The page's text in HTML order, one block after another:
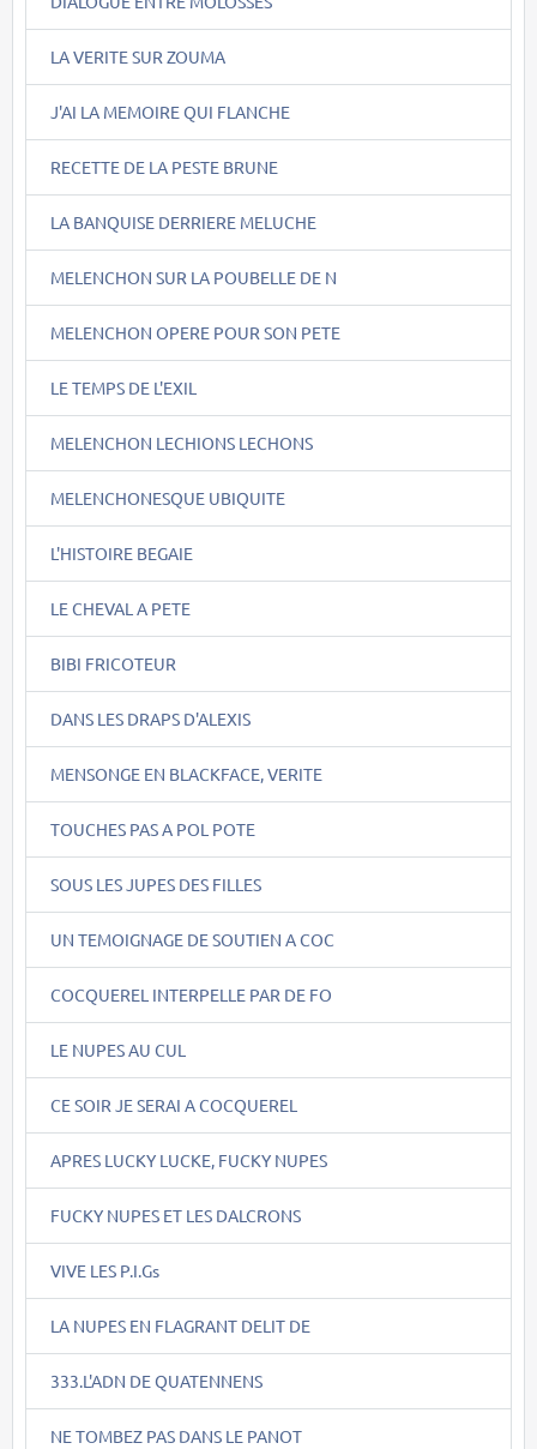
LA VERITE SUR ZOUMA
J'AI LA MEMOIRE QUI FLANCHE
RECETTE DE LA PESTE BRUNE
LA BANQUISE DERRIERE MELUCHE
MELENCHON SUR LA POUBELLE DE N
MELENCHON OPERE POUR SON PETE
LE TEMPS DE L'EXIL
MELENCHON LECHIONS LECHONS
MELENCHONESQUE UBIQUITE
L'HISTOIRE BEGAIE
LE CHEVAL A PETE
BIBI FRICOTEUR
DANS LES DRAPS D'ALEXIS
MENSONGE EN BLACKFACE, VERITE
TOUCHES PAS A POL POTE
SOUS LES JUPES DES FILLES
UN TEMOIGNAGE DE SOUTIEN A COC
COCQUEREL INTERPELLE PAR DE FO
LE NUPES AU CUL
CE SOIR JE SERAI A COCQUEREL
APRES LUCKY LUCKE, FUCKY NUPES
FUCKY NUPES ET LES DALCRONS
VIVE LES P.I.Gs
LA NUPES EN FLAGRANT DELIT DE
333.L'ADN DE QUATENNENS
NE TOMBEZ PAS DANS LE PANOT